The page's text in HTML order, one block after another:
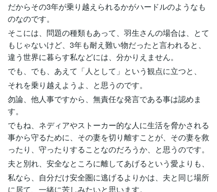
だからその3年が乗り越えられるかがハードルのようなも
のなのです。
そこには、問題の種類もあって、羽生さんの場合は、とて
もじゃないけど、3年も耐え難い物だったと言われると、
違う世界に暮らす私などには、分かりえません。
でも、でも、あえて「人として」という観点に立つと、
それを乗り越えようよ、と思うのです。
勿論、他人事ですから、無責任な発言である事は認めま
す。
でもね、ネディアやストーカー的な人に生活を脅かされる
事から守るために、その妻を切り離すことが、その妻を救
ったり、守ったりすることなのだろうか、と思うのです。
夫と別れ、安全なところに離してあげるという愛よりも、
私なら、自分だけ安全圏に逃げるよりかは、夫と同じ場所
に居て、一緒に苦しみたいと思います。